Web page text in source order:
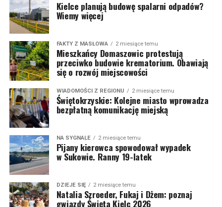
Kielce planują budowę spalarni odpadów?
Wiemy więcej
FAKTY Z MASŁOWA 2 miesiące temu
Mieszkańcy Domaszowic protestują
przeciwko budowie krematorium. Obawiają
się o rozwój miejscowości
WIADOMOŚCI Z REGIONU 2 miesiące temu
Świętokrzyskie: Kolejne miasto wprowadza
bezpłatną komunikację miejską
NA SYGNALE 2 miesiące temu
Pijany kierowca spowodował wypadek
w Sukowie. Ranny 19-latek
DZIEJE SIĘ 2 miesiące temu
Natalia Szroeder, Fukaj i Dżem: poznaj
gwiazdy Święta Kielc 2026